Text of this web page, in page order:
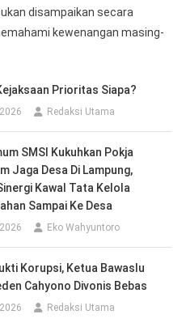
disampaikan secara
kewenangan masing-
Prioritas Siapa?
Redaksi Utama
SMSI Kukuhkan Pokja
Jaga Desa Di Lampung,
Kawal Tata Kelola
Sampai Ke Desa
Eko Wahyuntoro
Korupsi, Ketua Bawaslu
Cahyono Divonis Bebas
Redaksi Utama